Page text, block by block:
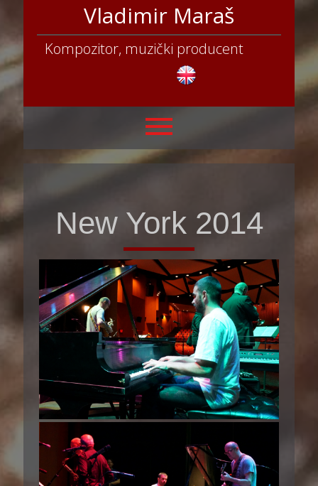
Vladimir Maraš
Kompozitor, muzički producent
New York 2014